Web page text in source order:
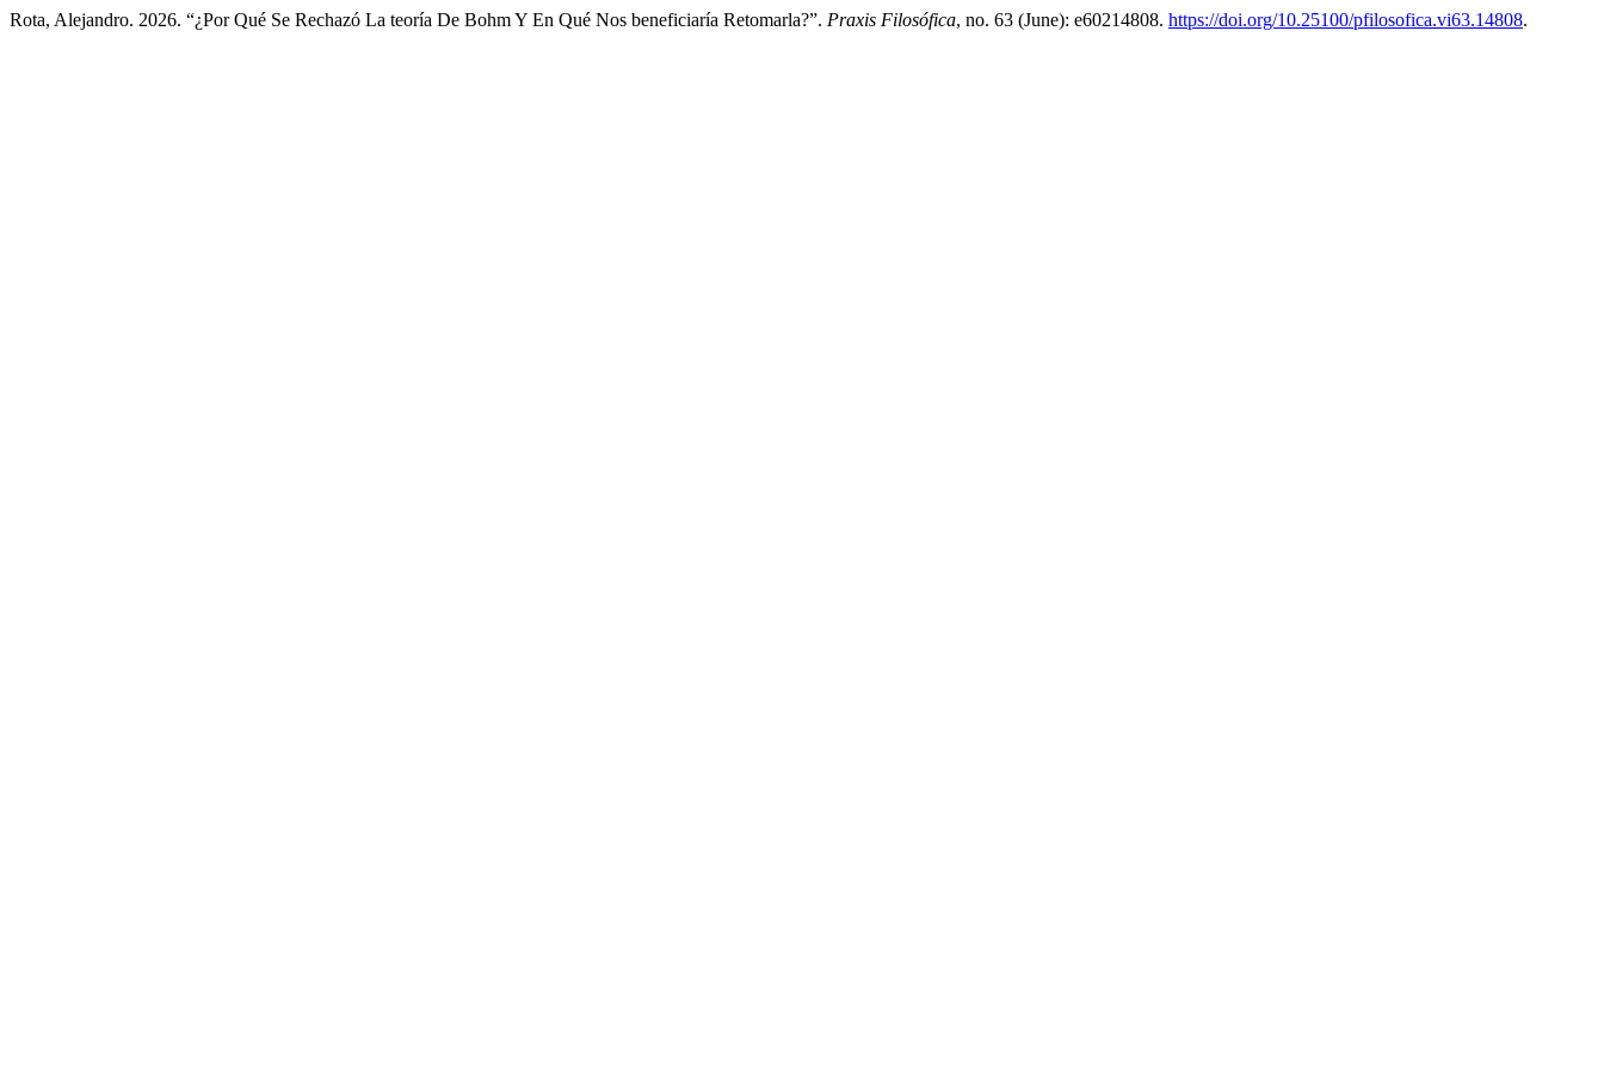
Rota, Alejandro. 2026. “¿Por Qué Se Rechazó La teoría De Bohm Y En Qué Nos beneficiaría Retomarla?”. Praxis Filosófica, no. 63 (June): e60214808. https://doi.org/10.25100/pfilosofica.vi63.14808.